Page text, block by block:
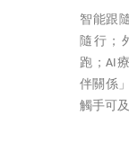
智能跟
隨行；
跑；AI
伴關係
觸手可